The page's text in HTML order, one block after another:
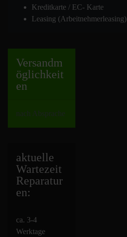
Kreditkarte / EC- Karte
Leasing (Arbeitnehmerleasing)
Versandm
öglichkeit
en
nach Absprache
aktuelle
Wartezeit
Reparatur
en:
ca. 3-4
Werktage